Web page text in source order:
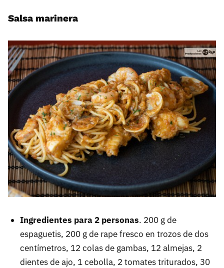
Salsa marinera
Ingredientes para 2 personas. 200 g de
espaguetis, 200 g de rape fresco en trozos de dos
centímetros, 12 colas de gambas, 12 almejas, 2
dientes de ajo, 1 cebolla, 2 tomates triturados, 30